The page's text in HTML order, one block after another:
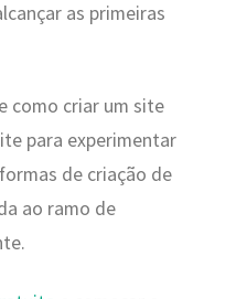
as primeiras
como criar um site
para experimentar
de criação de
ao ramo de